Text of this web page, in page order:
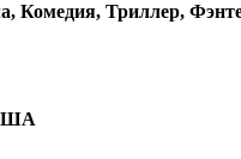
Комедия, Триллер,